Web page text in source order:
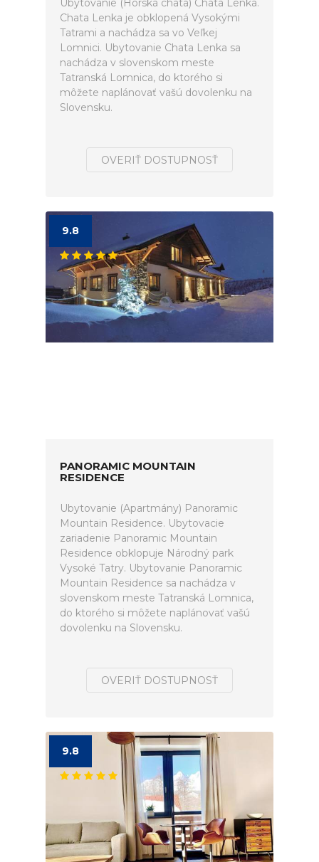
Ubytovanie (Horská chata) Chata Lenka.
Chata Lenka je obklopená Vysokými
Tatrami a nachádza sa vo Veľkej
Lomnici. Ubytovanie Chata Lenka sa
nachádza v slovenskom meste
Tatranská Lomnica, do ktorého si
môžete naplánovať vašú dovolenku na
Slovensku.
OVERIŤ DOSTUPNOSŤ
9.8
PANORAMIC MOUNTAIN
RESIDENCE
Ubytovanie (Apartmány) Panoramic
Mountain Residence. Ubytovacie
zariadenie Panoramic Mountain
Residence obklopuje Národný park
Vysoké Tatry. Ubytovanie Panoramic
Mountain Residence sa nachádza v
slovenskom meste Tatranská Lomnica,
do ktorého si môžete naplánovať vašú
dovolenku na Slovensku.
OVERIŤ DOSTUPNOSŤ
9.8